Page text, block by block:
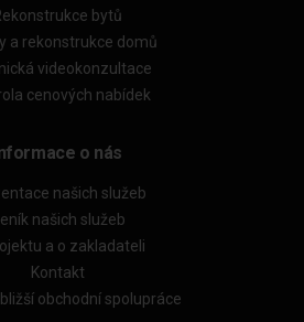
bytů
a rekonstrukce domů
videokonzultace
cenových nabídek
o nás
našich služeb
našich služeb
a o zakladateli
Kontakt
obchodní spolupráce